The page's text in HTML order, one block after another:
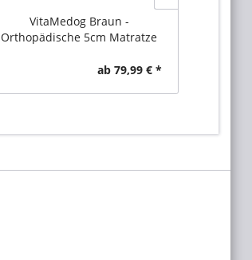
VitaMedog Braun -
Orthopädische 5cm Matratze
ab 79,99 € *